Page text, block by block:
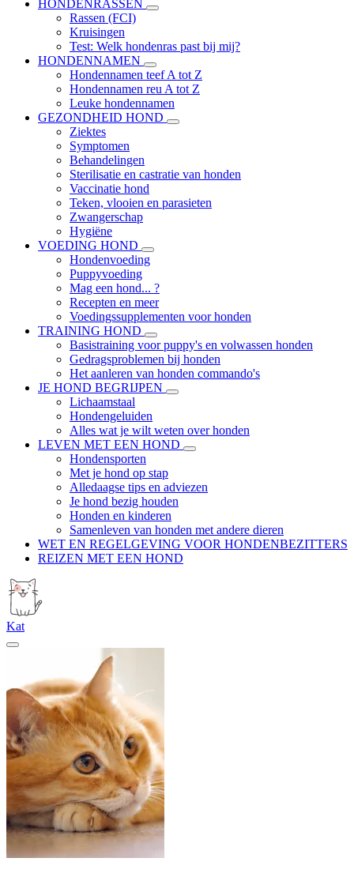
HONDENRASSEN
Rassen (FCI)
Kruisingen
Test: Welk hondenras past bij mij?
HONDENNAMEN
Hondennamen teef A tot Z
Hondennamen reu A tot Z
Leuke hondennamen
GEZONDHEID HOND
Ziektes
Symptomen
Behandelingen
Sterilisatie en castratie van honden
Vaccinatie hond
Teken, vlooien en parasieten
Zwangerschap
Hygiëne
VOEDING HOND
Hondenvoeding
Puppyvoeding
Mag een hond... ?
Recepten en meer
Voedingssupplementen voor honden
TRAINING HOND
Basistraining voor puppy's en volwassen honden
Gedragsproblemen bij honden
Het aanleren van honden commando's
JE HOND BEGRIJPEN
Lichaamstaal
Hondengeluiden
Alles wat je wilt weten over honden
LEVEN MET EEN HOND
Hondensporten
Met je hond op stap
Alledaagse tips en adviezen
Je hond bezig houden
Honden en kinderen
Samenleven van honden met andere dieren
WET EN REGELGEVING VOOR HONDENBEZITTERS
REIZEN MET EEN HOND
Kat